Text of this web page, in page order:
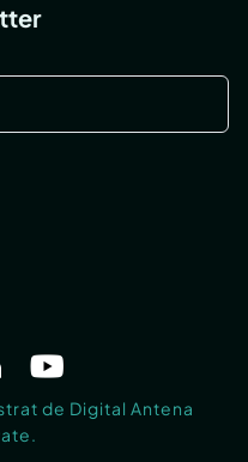
de Digital Antena